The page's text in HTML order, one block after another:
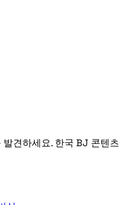
견하세요. 한국 BJ 콘텐츠